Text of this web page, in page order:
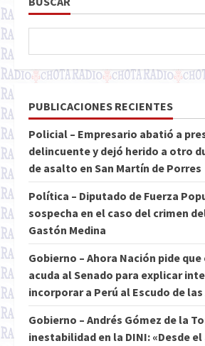
PUBLICACIONES RECIENTES
Policial – Empresario abatió a
delincuente y dejó herido a otro
de asalto en San Martín de Porres
Política – Diputado de Fuerza
sospecha en el caso del crimen
Gastón Medina
Gobierno – Ahora Nación pide
acuda al Senado para explicar
incorporar a Perú al Escudo de
Gobierno – Andrés Gómez de la
inestabilidad en la DINI: «Desde el